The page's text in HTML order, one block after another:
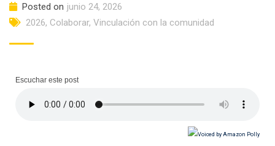
Posted on junio 24, 2026
2026, Colaborar, Vinculación con la comunidad
Escuchar este post